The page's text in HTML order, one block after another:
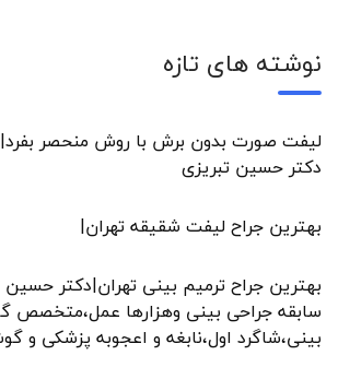
نوشته های تازه
لیفت صورت بدون برش با روش منحصر
دکتر حسین تبریزی
بهترین جراح لیفت شقیقه تهران|
سابقه جراحی بینی وهزارها
بینی،شاگرد اول،نابغه و اعجوبه پزشکی و